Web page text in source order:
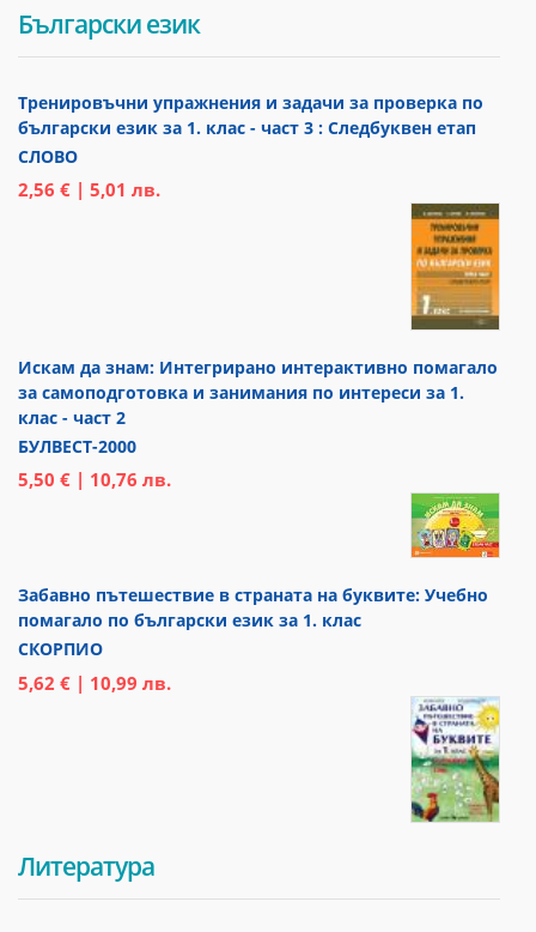
Български език
Тренировъчни упражнения и задачи за проверка по
български език за 1. клас - част 3 : Следбуквен етап
СЛОВО
2,56 € | 5,01 лв.
Искам да знам: Интегрирано интерактивно помагало
за самоподготовка и занимания по интереси за 1.
клас - част 2
БУЛВЕСТ-2000
5,50 € | 10,76 лв.
Забавно пътешествие в страната на буквите: Учебно
помагало по български език за 1. клас
СКОРПИО
5,62 € | 10,99 лв.
Литература